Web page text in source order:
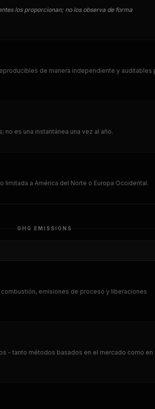
los proporcionan; no los observa de forma
de manera independiente y auditables
no es una instantánea una vez al año.
a América del Norte o Europa Occidental.
GHG EMISSIONS
emisiones de proceso y liberaciones
- tanto métodos basados en el mercado como en